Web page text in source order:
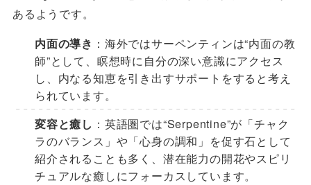
あるようです。
内面の導き ：海外ではサーペンティンは“内面の教
師”として、瞑想時に自分の深い意識にアクセス
し、内なる知恵を引き出すサポートをすると考え
られています。
変容と癒し ：英語圏では“Serpentine”が「チャク
ラのバランス」や「心身の調和」を促す石として
紹介されることも多く、潜在能力の開花やスピリ
チュアルな癒しにフォーカスしています。